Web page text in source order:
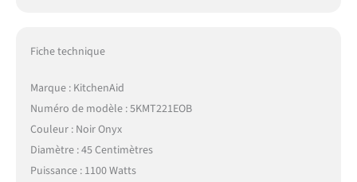
Fiche technique
Marque : KitchenAid
Numéro de modèle : 5KMT221EOB
Couleur : Noir Onyx
Diamètre : 45 Centimètres
Puissance : 1100 Watts